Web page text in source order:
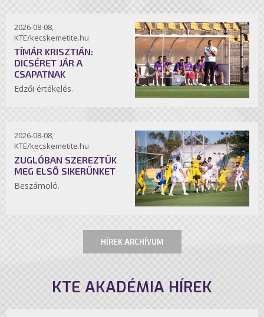
2026-08-08,
KTE/kecskemetite.hu
TÍMÁR KRISZTIÁN:
DICSÉRET JÁR A
CSAPATNAK
Edzői értékelés.
2026-08-08,
KTE/kecskemetite.hu
ZUGLÓBAN SZEREZTÜK
MEG ELSŐ SIKERÜNKET
Beszámoló.
HÍREK ARCHÍVUM
KTE AKADÉMIA HÍREK